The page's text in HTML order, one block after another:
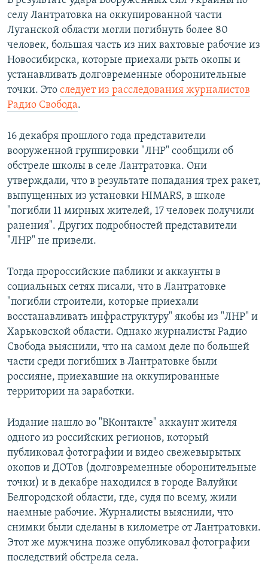
селу Лантратовка на оккупированной части
Луганской области могли погибнуть более 80
человек, большая часть из них вахтовые рабочие из
Новосибирска, которые приехали рыть окопы и
устанавливать долговременные оборонительные
точки. Это следует из расследования журналистов
Радио Свобода.
16 декабря прошлого года представители
вооруженной группировки "ЛНР" сообщили об
обстреле школы в селе Лантратовка. Они
утверждали, что в результате попадания трех ракет,
выпущенных из установки HIMARS, в школе
"погибли 11 мирных жителей, 17 человек получили
ранения". Других подробностей представители
"ЛНР" не привели.
Тогда пророссийские паблики и аккаунты в
социальных сетях писали, что в Лантратовке
"погибли строители, которые приехали
восстанавливать инфраструктуру" якобы из "ЛНР" и
Харьковской области. Однако журналисты Радио
Свобода выяснили, что на самом деле по большей
части среди погибших в Лантратовке были
россияне, приехавшие на оккупированные
территории на заработки.
Издание нашло во "ВКонтакте" аккаунт жителя
одного из российских регионов, который
публиковал фотографии и видео свежевырытых
окопов и ДОТов (долговременные оборонительные
точки) и в декабре находился в городе Валуйки
Белгородской области, где, судя по всему, жили
наемные рабочие. Журналисты выяснили, что
снимки были сделаны в километре от Лантратовки.
Этот же мужчина позже опубликовал фотографии
последствий обстрела села.